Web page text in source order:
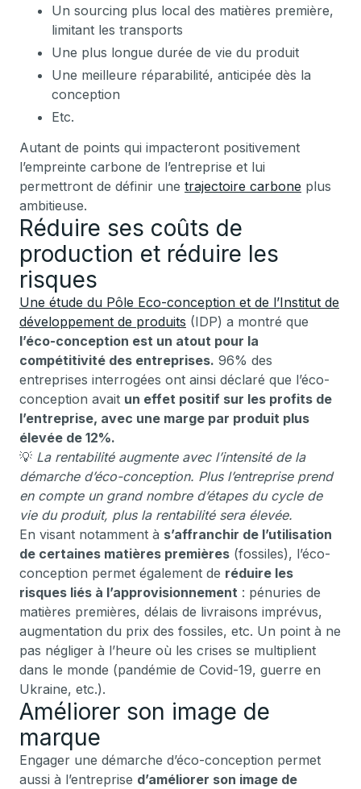
Un sourcing plus local des matières première,
limitant les transports
Une plus longue durée de vie du produit
Une meilleure réparabilité, anticipée dès la
conception
Etc.
Autant de points qui impacteront positivement
l’empreinte carbone de l’entreprise et lui
permettront de définir une trajectoire carbone plus
ambitieuse.
Réduire ses coûts de
production et réduire les
risques
Une étude du Pôle Eco-conception et de l’Institut de
développement de produits (IDP) a montré que
l’éco-conception est un atout pour la
compétitivité des entreprises. 96% des
entreprises interrogées ont ainsi déclaré que l’éco-
conception avait un effet positif sur les profits de
l’entreprise, avec une marge par produit plus
élevée de 12%.
💡 La rentabilité augmente avec l’intensité de la
démarche d’éco-conception. Plus l’entreprise prend
en compte un grand nombre d’étapes du cycle de
vie du produit, plus la rentabilité sera élevée.
En visant notamment à s’affranchir de l’utilisation
de certaines matières premières (fossiles), l’éco-
conception permet également de réduire les
risques liés à l’approvisionnement : pénuries de
matières premières, délais de livraisons imprévus,
augmentation du prix des fossiles, etc. Un point à ne
pas négliger à l’heure où les crises se multiplient
dans le monde (pandémie de Covid-19, guerre en
Ukraine, etc.).
Améliorer son image de
marque
Engager une démarche d’éco-conception permet
aussi à l’entreprise d’améliorer son image de